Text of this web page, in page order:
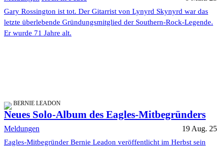
Gary Rossington ist tot. Der Gitarrist von Lynyrd Skynyrd war das
letzte überlebende Gründungsmitglied der Southern-Rock-Legende.
Er wurde 71 Jahre alt.
BERNIE LEADON
Neues Solo-Album des Eagles-Mitbegründers
Meldungen 19 Aug. 25
Eagles-Mitbegründer Bernie Leadon veröffentlicht im Herbst sein